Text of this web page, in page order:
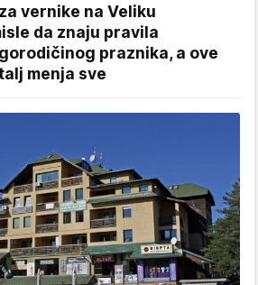
vernike na Veliku
da znaju pravila
praznika, a ove
menja sve